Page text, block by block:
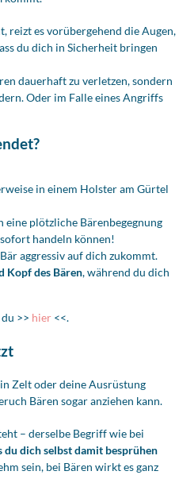
reizt es vorübergehend die Augen,
du dich in Sicherheit bringen
dauerhaft zu verletzen, sondern
Oder im Falle eines Angriffs
in einem Holster am Gürtel
eine plötzliche Bärenbegegnung
handeln können!
aggressiv auf dich zukommt.
Kopf des Bären, während du dich
>> hier <<.
Zelt oder deine Ausrüstung
Bären sogar anziehen kann.
– derselbe Begriff wie bei
du dich selbst damit besprühen
sein, bei Bären wirkt es ganz